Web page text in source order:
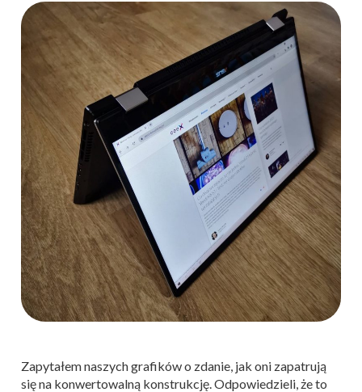
Zapytałem naszych grafików o zdanie, jak oni zapatrują
się na konwertowalną konstrukcję. Odpowiedzieli, że to